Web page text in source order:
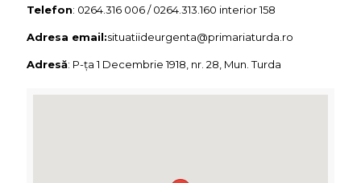
Telefon: 0264.316 006 / 0264.313.160 interior 158
Adresa email:situatiideurgenta@primariaturda.ro
Adresă: P-ța 1 Decembrie 1918, nr. 28, Mun. Turda